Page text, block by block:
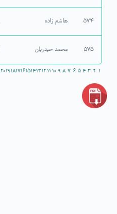
۵۷۴ هاشم زاده
۵۷۵ محمد حیدریان
۱ ۲ ۳۴ ۵ ۶ ۷ ۸ ۹ ۱۰۱۱۱۲۱۳۱۴۱۵۱۶۱۷۱۸۱۹۲۰